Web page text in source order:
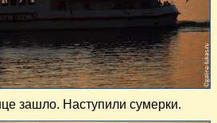
зашло. Наступили сумерки.